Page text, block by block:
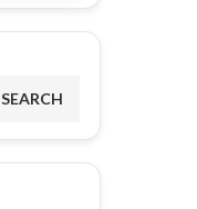
SEARCH